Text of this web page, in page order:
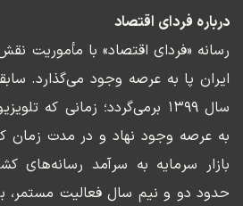
درباره فردای اقتصاد
رسانه «فردای اقتصاد» با مأموریت
ایران پا به عرصه وجود می‌گذارد.
سال ۱۳۹۹ برمی‌گردد؛ زمانی که
به عرصه وجود نهاد و در مدت زمان
بازار سرمایه به سرآمد رسانه‌های